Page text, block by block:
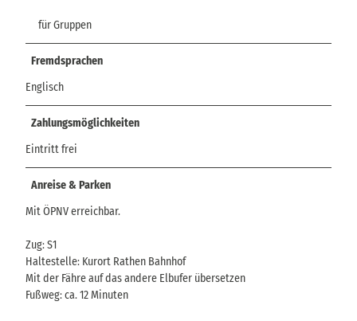
für Gruppen
Fremdsprachen
Englisch
Zahlungsmöglichkeiten
Eintritt frei
Anreise & Parken
Mit ÖPNV erreichbar.
Zug: S1
Haltestelle: Kurort Rathen Bahnhof
Mit der Fähre auf das andere Elbufer übersetzen
Fußweg: ca. 12 Minuten